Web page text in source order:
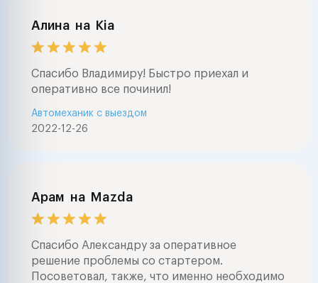
Алина на Kia
Спасибо Владимиру! Быстро приехал и
оперативно все починил!
2022-12-26
Автомеханик с выездом
Арам на Mazda
Спасибо Александру за оперативное
решение проблемы со стартером.
Посоветовал, также, что именно необходимо